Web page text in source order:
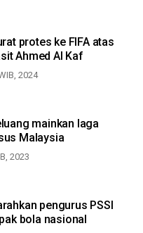
protes ke FIFA atas
Ahmed Al Kaf
2024
mainkan laga
Malaysia
2023
pengurus PSSI
bola nasional